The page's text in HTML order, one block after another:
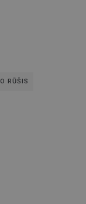
RŪŠIS